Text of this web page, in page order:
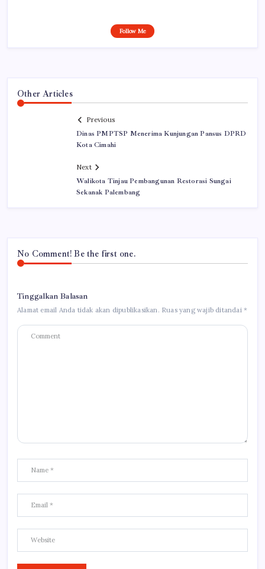
Follow Me
Other Articles
Previous
Dinas PMPTSP Menerima Kunjungan Pansus DPRD
Kota Cimahi
Next
Walikota Tinjau Pembangunan Restorasi Sungai
Sekanak Palembang
No Comment! Be the first one.
Tinggalkan Balasan
Alamat email Anda tidak akan dipublikasikan. Ruas yang wajib ditandai*